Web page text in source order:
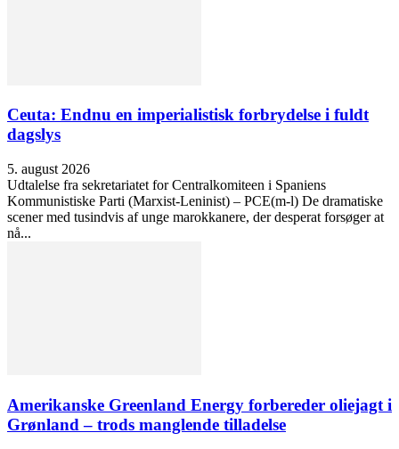
Ceuta: Endnu en imperialistisk forbrydelse i fuldt
dagslys
5. august 2026
Udtalelse fra sekretariatet for Centralkomiteen i Spaniens
Kommunistiske Parti (Marxist-Leninist) – PCE(m-l) De dramatiske
scener med tusindvis af unge marokkanere, der desperat forsøger at
nå...
Amerikanske Greenland Energy forbereder oliejagt i
Grønland – trods manglende tilladelse